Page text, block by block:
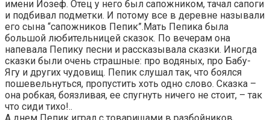
имени Йозеф. Отец у него был сапожником, тачал сапоги
и подбивал подметки. И потому все в деревне называли
его сына “сапожников Пепик”.Мать Пепика была
большой любительницей сказок. По вечерам она
напевала Пепику песни и рассказывала сказки. Иногда
сказки были очень страшные: про водяных, про Бабу-
Ягу и других чудовищ. Пепик слушал так, что боялся
пошевельнуться, пропустить хоть одно слово. Сказка –
она робкая, боязливая, ее спугнуть ничего не стоит, – так
что сиди тихо!..